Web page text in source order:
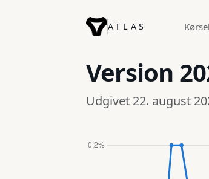
ATLAS Kørsel
Version
Udgivet 22. august